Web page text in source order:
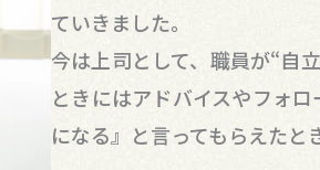
ていきました。
今は上司として、職員が“自
ときにはアドバイスやフォ
になる』と言ってもらえたと